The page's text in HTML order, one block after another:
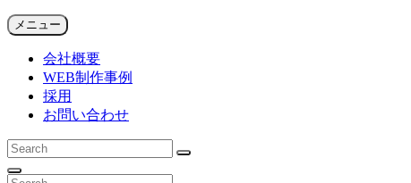
コ
ン
キ
ッ
SFiDA NEWS ARCHIVES
ゲーム系Web制作会社による注目ニュース
メニュー
会社概要
WEB制作事例
採用
お問い合わせ
検
索:
検
検